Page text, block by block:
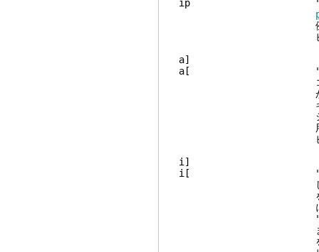
ip "inner
例外: 空行 (空白だ
ビジュアルモード
a[ "a []
コマンド
から対応する ']' を
キストを '[' と
ションフラグは、
用されま
ビジュアルモード
i[ "inner []
します。この
を探し、それから
に囲まれたテキ
"[]" のような空の
ます
を処理するた